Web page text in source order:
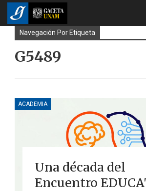
Navegación Por Etiqueta
G5489
ACADEMIA
Una década del
Encuentro